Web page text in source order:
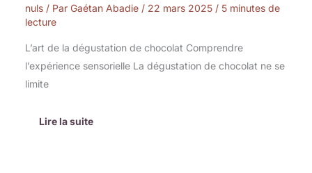
nuls/ Par Gaétan Abadie / 22 mars 2025 / 5 minutes de
lecture
L’art de la dégustation de chocolat Comprendre
l’expérience sensorielle La dégustation de chocolat ne se
limite
Lire la suite